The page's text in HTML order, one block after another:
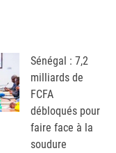
Sénégal : 7,2
milliards de
FCFA
débloqués pour
faire face à la
soudure